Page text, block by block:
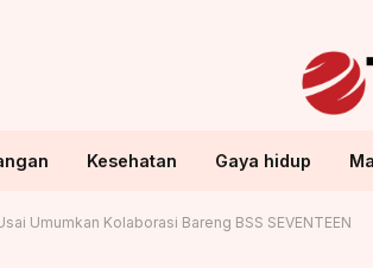
Kesehatan Gaya hidup
Umumkan Kolaborasi Bareng BSS SEVENTEEN